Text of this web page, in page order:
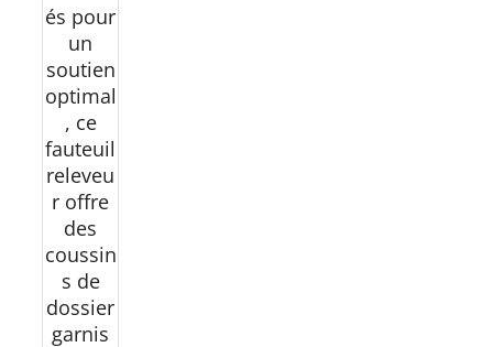
és pour
un
soutien
optimal
, ce
fauteuil
releveu
r offre
des
coussin
s de
dossier
garnis